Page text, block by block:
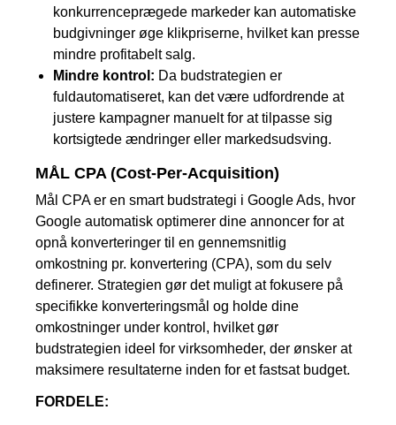
konkurrenceprægede markeder kan automatiske
budgivninger øge klikpriserne, hvilket kan presse
mindre profitabelt salg.
Mindre kontrol: Da budstrategien er
fuldautomatiseret, kan det være udfordrende at
justere kampagner manuelt for at tilpasse sig
kortsigtede ændringer eller markedsudsving.
MÅL CPA (Cost-Per-Acquisition)
Mål CPA er en smart budstrategi i Google Ads, hvor
Google automatisk optimerer dine annoncer for at
opnå konverteringer til en gennemsnitlig
omkostning pr. konvertering (CPA), som du selv
definerer. Strategien gør det muligt at fokusere på
specifikke konverteringsmål og holde dine
omkostninger under kontrol, hvilket gør
budstrategien ideel for virksomheder, der ønsker at
maksimere resultaterne inden for et fastsat budget.
FORDELE: